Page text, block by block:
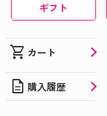
ギフト
shopping_cart カート
description 購入履歴